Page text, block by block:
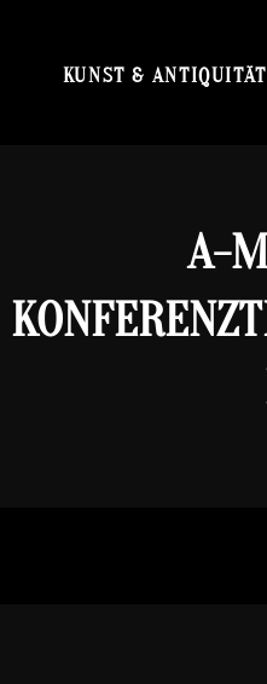
KUNST &
A-